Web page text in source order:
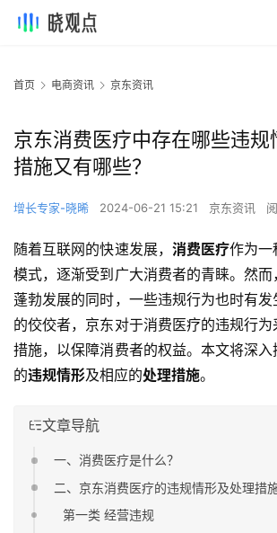
首页 电商资讯 京东资讯
京东消费医疗中存在哪些违规
措施又有哪些？
增长专家-晓晞 2024-06-21 15:21 京东资讯
随着互联网的快速发展， 消费医疗作为一
模式，逐渐受到广大消费者的青睐。然
蓬勃发展的同时，一些违规行为也时有
的佼佼者，京东对于消费医疗的违规行
措施，以保障消费者的权益。本文将深
的违规情形及相应的处理措施。
文章导航
一、消费医疗是什么？
二、京东消费医疗的违规情形及处理措
第一类 经营违规